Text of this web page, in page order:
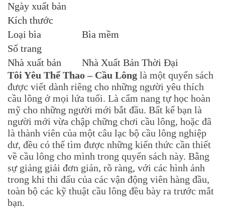
Ngày xuất bản
Kích thước
Loại bìa
Bìa mềm
Số trang
Nhà xuất bản
Nhà Xuất Bản Thời Đại
Tôi Yêu Thể Thao – Cầu Lông là một quyển sách
được viết dành riêng cho những người yêu thích
cầu lông ở mọi lứa tuổi. Là cẩm nang tự học hoàn
mỹ cho những người mới bắt đầu. Bất kể bạn là
người mới vừa chập chững chơi cầu lông, hoặc đã
là thành viên của một câu lạc bộ cầu lông nghiệp
dư, đều có thể tìm được những kiến thức cần thiết
về cầu lông cho mình trong quyển sách này. Bằng
sự giảng giải đơn giản, rõ ràng, với các hình ảnh
trong khi thi đấu của các vận động viên hàng đầu,
toàn bộ các kỹ thuật cầu lông đều bày ra trước mắt
bạn.